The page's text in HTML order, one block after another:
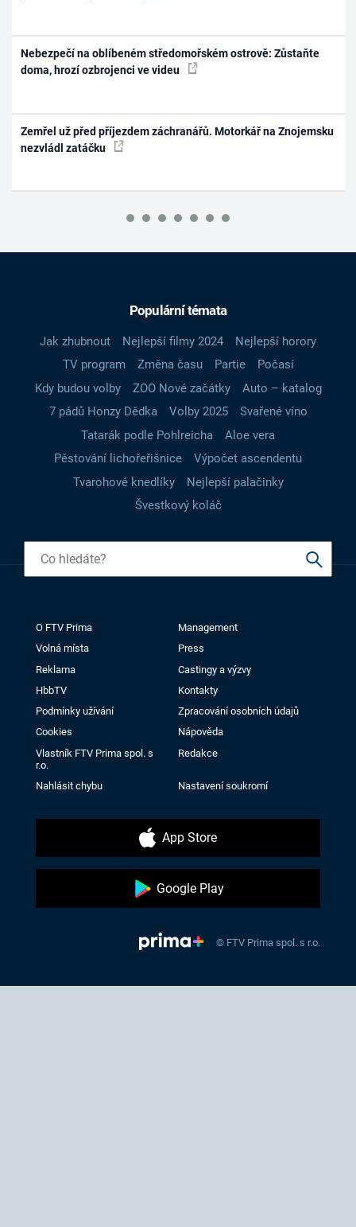
Nebezpečí na oblíbeném středomořském ostrově: Zůstaňte
doma, hrozí ozbrojenci ve videu
Zemřel už před příjezdem záchranářů. Motorkář na Znojemsku
nezvládl zatáčku
Populární témata
Jak zhubnout Nejlepší filmy 2024
Nejlepší horory
TV program
Změna času Partie
Počasí
Kdy budou volby
ZOO Nové začátky
Auto – katalog
7 pádů Honzy Dědka
Volby 2025
Svařené víno
Tatarák podle Pohlreicha
Aloe vera
Pěstování lichořeřišnice
Výpočet ascendentu
Tvarohové knedlíky
Nejlepší palačinky
Švestkový koláč
O FTV Prima
Management
Volná místa
Press
Reklama
Castingy a výzvy
HbbTV
Kontakty
Podmínky užívání
Zpracování osobních údajů
Cookies
Nápověda
Vlastník FTV Prima spol. s
r.o.
Redakce
Nahlásit chybu Nastavení soukromí
App Store
Google Play
© FTV Prima spol. s r.o.